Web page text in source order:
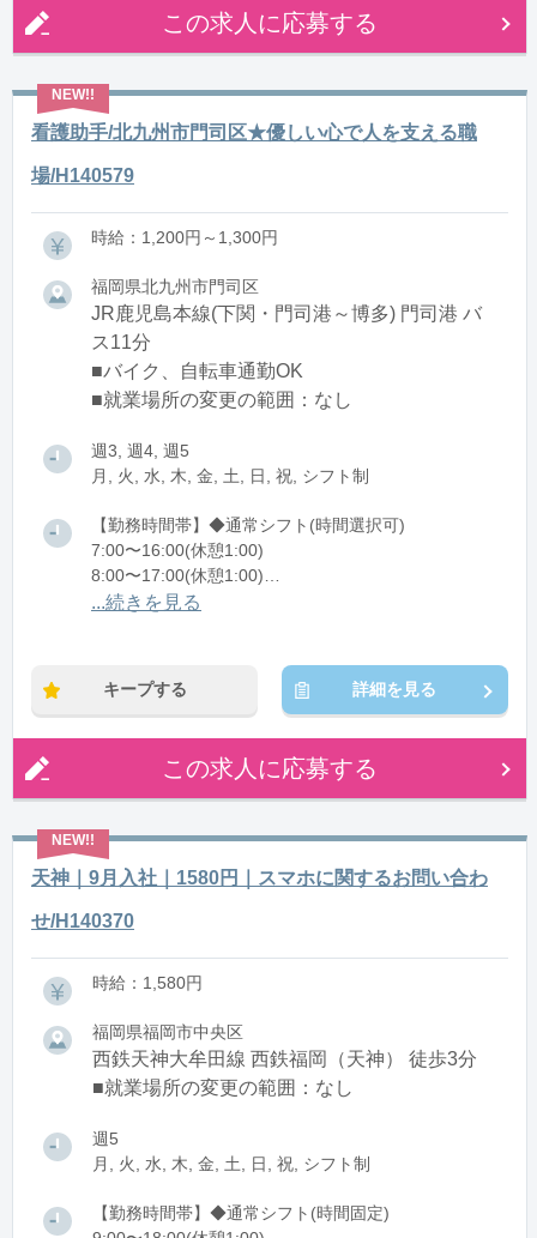
この求人に応募する
看護助手/北九州市門司区★優しい心で人を支える職
場/H140579
時給：1,200円～1,300円
福岡県北九州市門司区
JR鹿児島本線(下関・門司港～博多) 門司港 バ
ス11分
■バイク、自転車通勤OK
■就業場所の変更の範囲：なし
週3, 週4, 週5
月, 火, 水, 木, 金, 土, 日, 祝, シフト制
【勤務時間帯】◆通常シフト(時間選択可)
7:00〜16:00(休憩1:00)
8:00〜17:00(休憩1:00)
12:00〜21:00(休憩1:00)
...続きを見る
キープする 詳細を見る
この求人に応募する
天神｜9月入社｜1580円｜スマホに関するお問い合わ
せ/H140370
時給：1,580円
福岡県福岡市中央区
西鉄天神大牟田線 西鉄福岡（天神） 徒歩3分
■就業場所の変更の範囲：なし
週5
月, 火, 水, 木, 金, 土, 日, 祝, シフト制
【勤務時間帯】◆通常シフト(時間固定)